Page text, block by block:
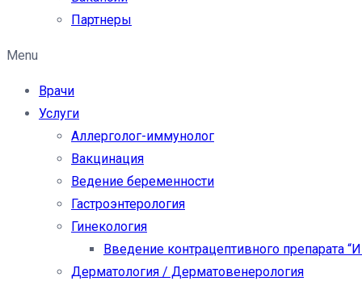
Партнеры
Menu
Врачи
Услуги
Аллерголог-иммунолог
Вакцинация
Ведение беременности
Гастроэнтерология
Гинекология
Введение контрацептивного препарата
Дерматология / Дерматовенерология